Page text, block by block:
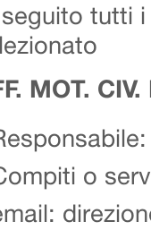
tutti
MOT.
o